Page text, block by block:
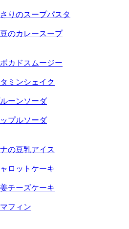
りのスープパスタ
のカレースープ
カドスムージー
ミンシェイク
ーンソーダ
プルソーダ
の豆乳アイス
ロットケーキ
チーズケーキ
フィン